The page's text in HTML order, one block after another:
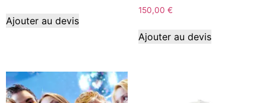
Ajouter au devis
150,00 €
Ajouter au devis